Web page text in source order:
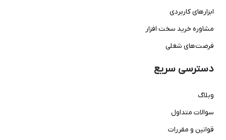
ابزارهای کاربردی
مشاوره خرید سخت افزار
فرصت‌های شغلی
دسترسی سریع
وبلاگ
سوالات متداول
قوانین و مقررات